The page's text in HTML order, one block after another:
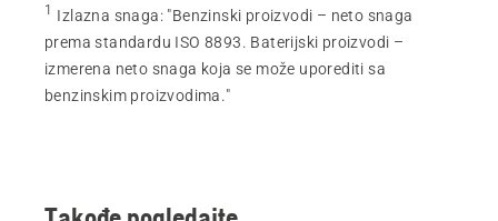
1 Izlazna snaga: "Benzinski proizvodi – neto snaga
prema standardu ISO 8893. Baterijski proizvodi –
izmerena neto snaga koja se može uporediti sa
benzinskim proizvodima."